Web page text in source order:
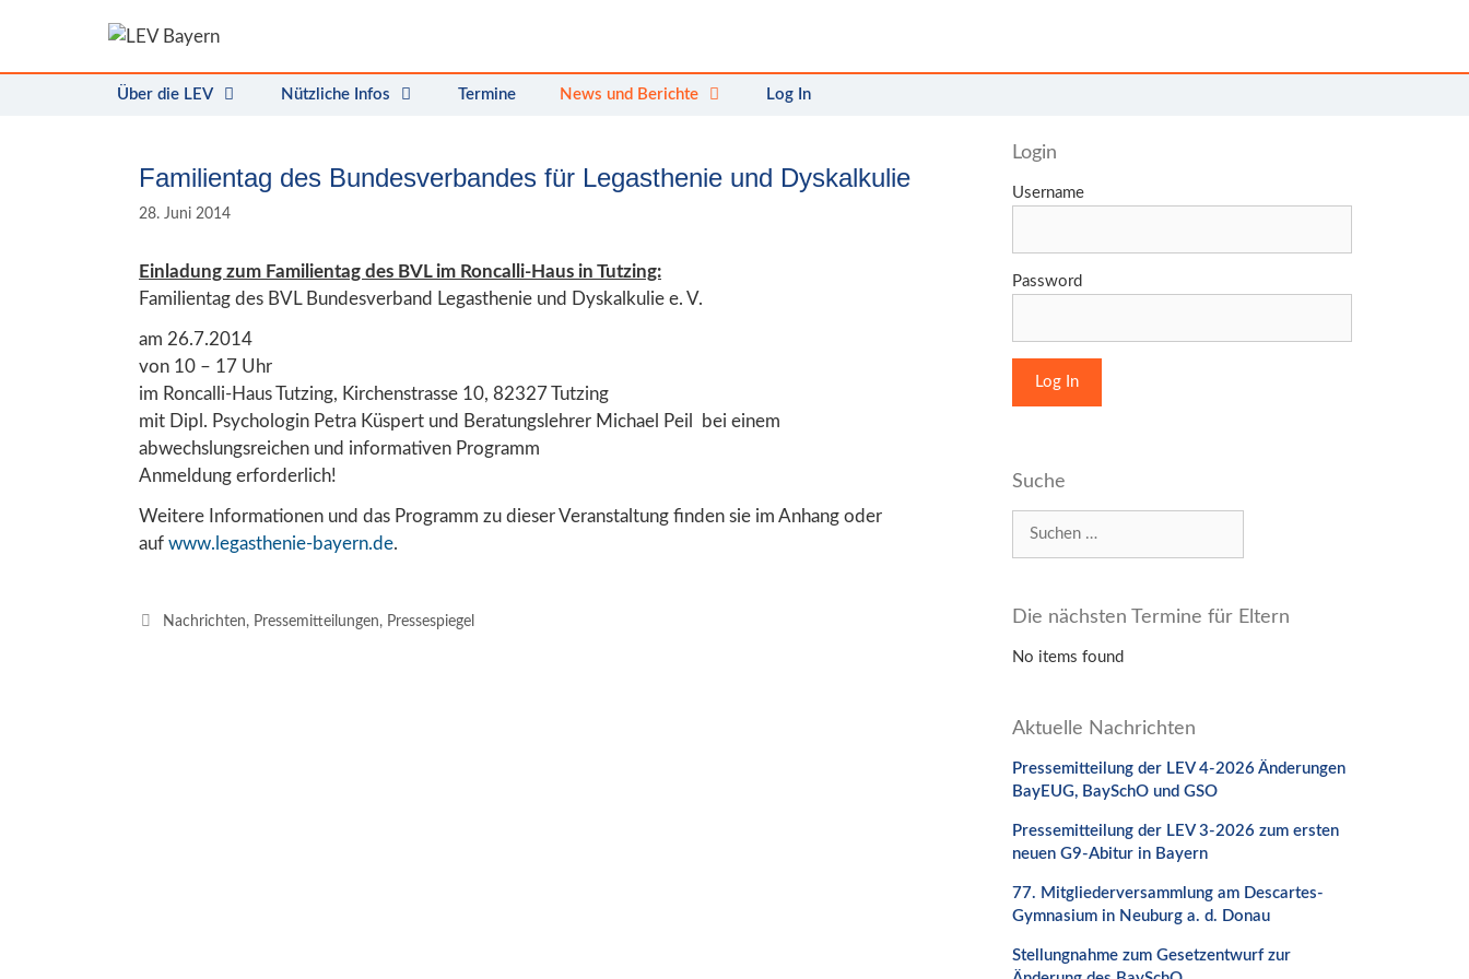
Über die LEV Nützliche Infos Termine News und Berichte Log In
Familientag des Bundesverbandes für Legasthenie und Dyskalkulie
28. Juni 2014
Einladung zum Familientag des BVL im Roncalli-Haus in Tutzing:
Familientag des BVL Bundesverband Legasthenie und Dyskalkulie e. V.
am 26.7.2014
von 10 – 17 Uhr
im Roncalli-Haus Tutzing, Kirchenstrasse 10, 82327 Tutzing
mit Dipl. Psychologin Petra Küspert und Beratungslehrer Michael Peil bei einem
abwechslungsreichen und informativen Programm
Anmeldung erforderlich!
Weitere Informationen und das Programm zu dieser Veranstaltung finden sie im Anhang oder
auf www.legasthenie-bayern.de.
Kategorien
Nachrichten, Pressemitteilungen, Pressespiegel
Login
Username
Password
Suche
Die nächsten Termine für Eltern
No items found
Aktuelle Nachrichten
Pressemitteilung der LEV 4-2026 Änderungen
BayEUG, BaySchO und GSO
Pressemitteilung der LEV 3-2026 zum ersten
neuen G9-Abitur in Bayern
77. Mitgliederversammlung am Descartes-
Gymnasium in Neuburg a. d. Donau
Stellungnahme zum Gesetzentwurf zur